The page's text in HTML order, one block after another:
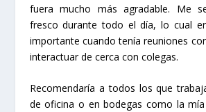
fuera mucho más agradable. Me
fresco durante todo el día, lo cual
importante cuando tenía reuniones
interactuar de cerca con colegas.
Recomendaría a todos los que
de oficina o en bodegas como la